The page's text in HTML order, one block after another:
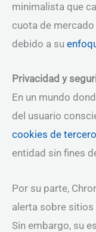
minimalista que
cuota de
debido a su
Privacidad y
En un mundo
del usuario
cookies de
entidad sin fines
Por su parte,
alerta sobre
Sin embargo, su